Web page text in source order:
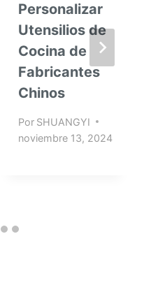
Personalizar
Utensilios de
Cocina de
Fabricantes
Chinos
Por SHUANGYI
noviembre 13, 2024